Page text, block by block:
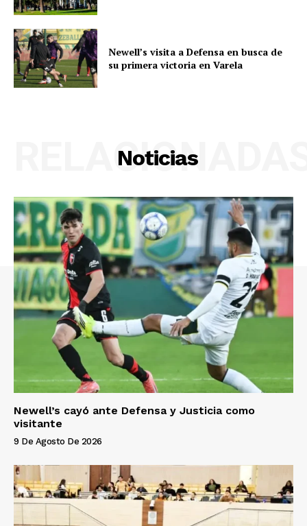
Newell’s visita a Defensa en busca de
su primera victoria en Varela
Noticias
Newell’s cayó ante Defensa y Justicia como
visitante
9 De Agosto De 2026